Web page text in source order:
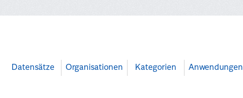
Datensätze Organisationen Kategorien Anwendungen